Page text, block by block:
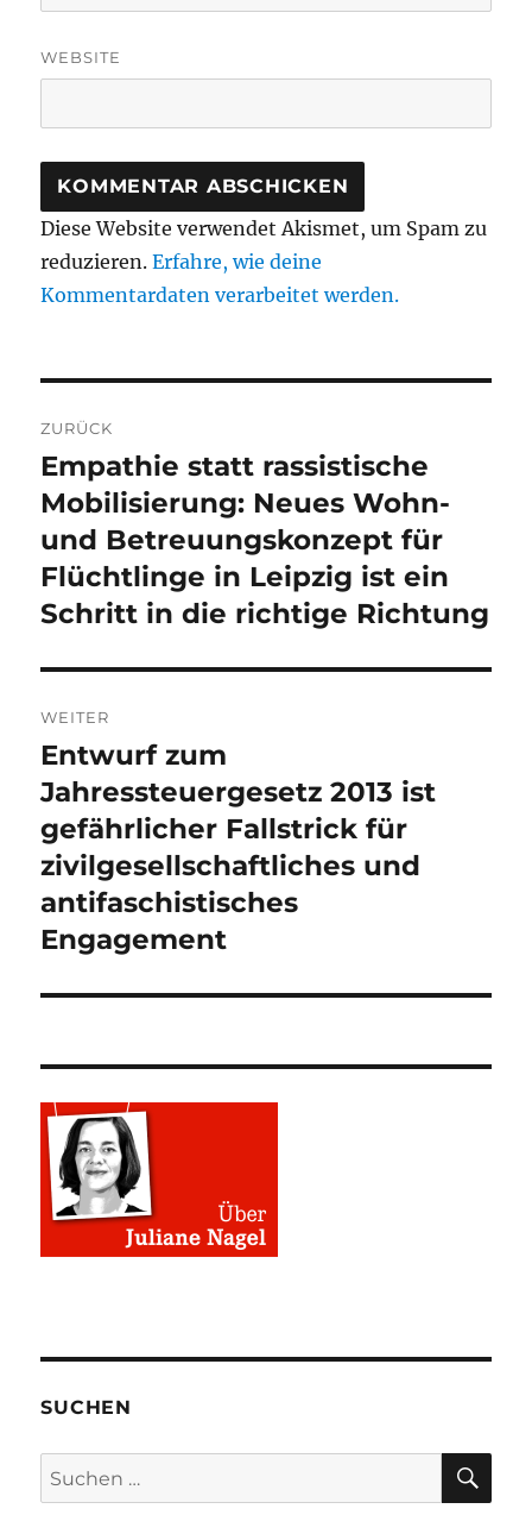
WEBSITE
Diese Website verwendet Akismet, um Spam zu
reduzieren.Erfahre, wie deine
Kommentardaten verarbeitet werden.
ZURÜCK
Vorheriger
Beitrag:
Empathie statt rassistische
Mobilisierung: Neues Wohn-
und Betreuungskonzept für
Flüchtlinge in Leipzig ist ein
Schritt in die richtige Richtung
WEITER
Nächster
Beitrag:
Entwurf zum
Jahressteuergesetz 2013 ist
gefährlicher Fallstrick für
zivilgesellschaftliches und
antifaschistisches
Engagement
SUCHEN
Suchen
nach: